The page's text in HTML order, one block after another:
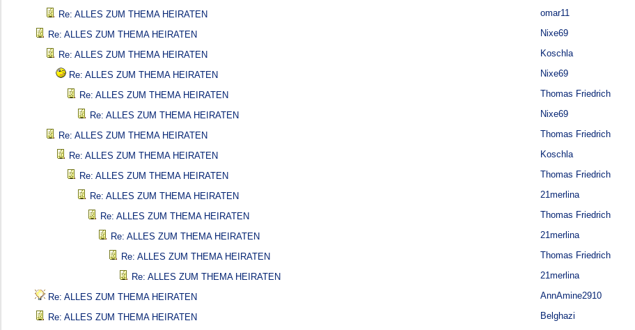
Re: ALLES ZUM THEMA HEIRATEN
omar11
Re: ALLES ZUM THEMA HEIRATEN
Nixe69
Re: ALLES ZUM THEMA HEIRATEN
Koschla
Re: ALLES ZUM THEMA HEIRATEN
Nixe69
Re: ALLES ZUM THEMA HEIRATEN
Thomas Friedrich
Re: ALLES ZUM THEMA HEIRATEN
Nixe69
Re: ALLES ZUM THEMA HEIRATEN
Thomas Friedrich
Re: ALLES ZUM THEMA HEIRATEN
Koschla
Re: ALLES ZUM THEMA HEIRATEN
Thomas Friedrich
Re: ALLES ZUM THEMA HEIRATEN
21merlina
Re: ALLES ZUM THEMA HEIRATEN
Thomas Friedrich
Re: ALLES ZUM THEMA HEIRATEN
21merlina
Re: ALLES ZUM THEMA HEIRATEN
Thomas Friedrich
Re: ALLES ZUM THEMA HEIRATEN
21merlina
Re: ALLES ZUM THEMA HEIRATEN
AnnAmine2910
Re: ALLES ZUM THEMA HEIRATEN
Belghazi